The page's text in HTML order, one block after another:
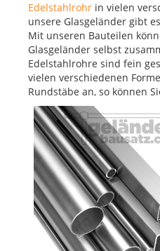
Edelstahlrohr in vielen
unsere Glasgeländer gibt
Mit unseren Bauteilen
Glasgeländer selbst
Edelstahlrohre sind fein
vielen verschiedenen
Rundstäbe an, so können